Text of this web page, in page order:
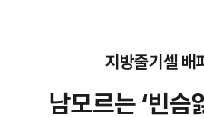
지방줄기셀 배
남모르는 ‘빈슴